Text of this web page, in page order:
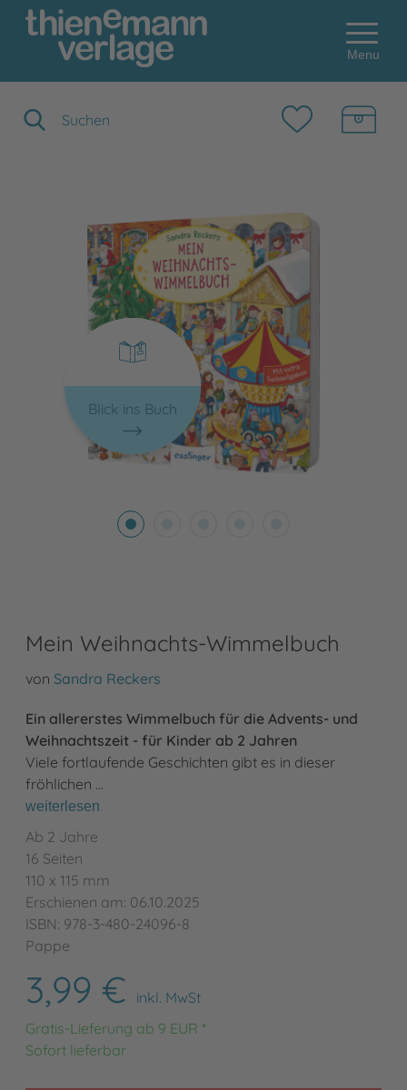
Menu
Blick ins Buch
Mein Weihnachts-Wimmelbuch
von Sandra Reckers
Ein allererstes Wimmelbuch für die Advents- und
Weihnachtszeit - für Kinder ab 2 Jahren
Viele fortlaufende Geschichten gibt es in dieser
fröhlichen …
weiterlesen
Ab 2 Jahre
16 Seiten
110 x 115 mm
Erschienen am: 06.10.2025
ISBN: 978-3-480-24096-8
Pappe
3,99 €
inkl. MwSt
Gratis-Lieferung ab 9 EUR *
Sofort lieferbar